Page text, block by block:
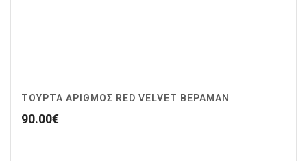
ΤΟΥΡΤΑ ΑΡΙΘΜΟΣ RED VELVET ΒΕΡΑΜΑΝ
90.00€